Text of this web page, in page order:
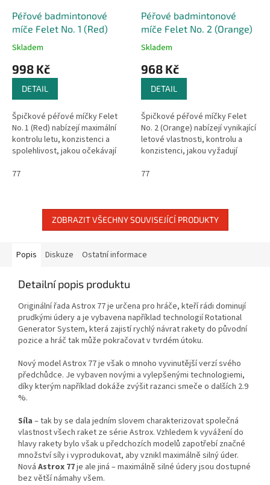
Péřové badmintonové
míče Felet No. 1 (Red)
Skladem
998 Kč
DETAIL
Špičkové péřové míčky Felet
No. 1 (Red) nabízejí maximální
kontrolu letu, konzistenci a
spolehlivost, jakou očekávají
úrovni. Jsou oficiálně...
77
Péřové badmintonové
míče Felet No. 2 (Orange)
Skladem
968 Kč
DETAIL
Špičkové péřové míčky Felet
No. 2 (Orange) nabízejí vynikající
letové vlastnosti, kontrolu a
konzistenci, jakou vyžadují
Jsou schválené BWF a...
77
ZOBRAZIT VŠECHNY SOUVISEJÍCÍ PRODUKTY
Popis Diskuze Ostatní informace
Detailní popis produktu
Originální řada Astrox 77 je určena pro hráče, kteří rádi dominují
prudkými údery a je vybavena například technologií Rotational
Generator System, která zajistí rychlý návrat rakety do původní
pozice a hráč tak může pokračovat v tvrdém útoku.
Nový model Astrox 77 je však o mnoho vyvinutější verzí svého
předchůdce. Je vybaven novými a vylepšenými technologiemi,
díky kterým například dokáže zvýšit razanci smeče o dalších 2.9
%.
Síla – tak by se dala jedním slovem charakterizovat společná
vlastnost všech raket ze série Astrox. Vzhledem k vyvážení do
hlavy rakety bylo však u předchozích modelů zapotřebí značné
množství síly i vyprodukovat, aby vznikl maximálně silný úder.
Nová Astrox 77je ale jiná – maximálně silné údery jsou dostupné
bez větší námahy všem.